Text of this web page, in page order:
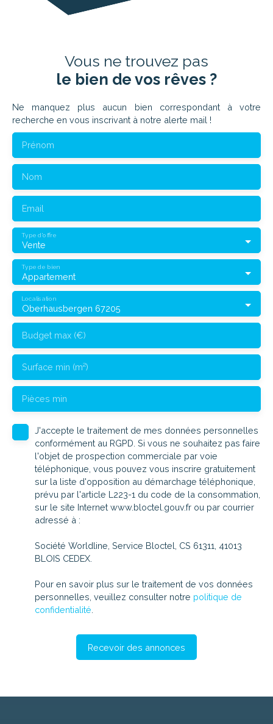
Vous ne trouvez pas
le bien de vos rêves ?
Ne manquez plus aucun bien correspondant à votre
recherche en vous inscrivant à notre alerte mail !
Prénom
Nom
Email
Vente
Type d'offre
Appartement
Type de bien
Oberhausbergen 67205
Localisation
Budget max (€)
Surface min (m²)
Pièces min
J'accepte le traitement de mes données personnelles
conformément au RGPD. Si vous ne souhaitez pas faire
l'objet de prospection commerciale par voie
téléphonique, vous pouvez vous inscrire gratuitement
sur la liste d'opposition au démarchage téléphonique,
prévu par l'article L223-1 du code de la consommation,
sur le site Internet www.bloctel.gouv.fr ou par courrier
adressé à :
Société Worldline, Service Bloctel, CS 61311, 41013
BLOIS CEDEX.
Pour en savoir plus sur le traitement de vos données
personnelles, veuillez consulter notre politique de
confidentialité
Recevoir des annonces